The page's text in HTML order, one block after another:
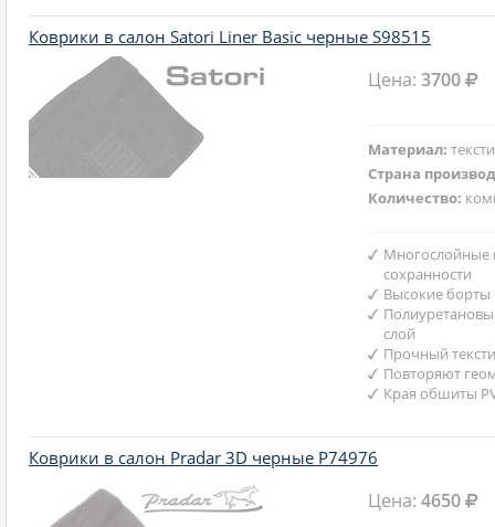
Коврики в салон Satori Liner Basic черные S98515
Цена:3700
Материал:
Страна
Количество:
Многослойные
сохранности
Высокие борты
слой
Прочный
Повторяют
Края обшиты
Коврики в салон Pradar 3D черные P74976
Цена:4650